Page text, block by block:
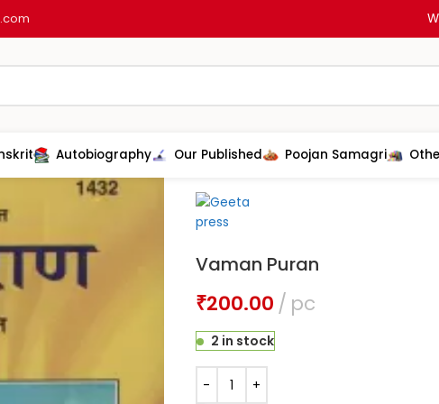
Autobiography Our Published Poojan Samagri
Home Other product Geeta press
Vaman Puran
₹200.00 pc
2 in stock